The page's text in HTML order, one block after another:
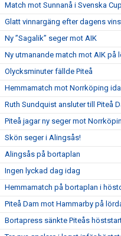
Match mot Sunnanå i Svenska
Glatt vinnargäng efter dagens
Ny ”Sagalik” seger mot AIK
Ny utmanande match mot AIK på
Olycksminuter fällde Piteå
Hemmamatch mot Norrköping
Ruth Sundquist ansluter till Piteå
Piteå jagar ny seger mot
Skön seger i Alingsås!
Alingsås på bortaplan
Ingen lyckad dag idag
Hemmamatch på bortaplan i
Piteå Dam mot Hammarby på
Bortapress sänkte Piteås